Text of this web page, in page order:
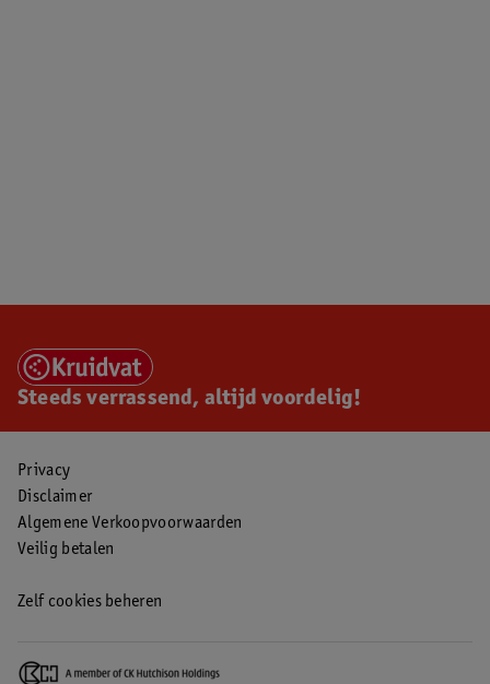
Steeds verrassend, altijd voordelig!
Privacy
Disclaimer
Algemene Verkoopvoorwaarden
Veilig betalen
Zelf cookies beheren